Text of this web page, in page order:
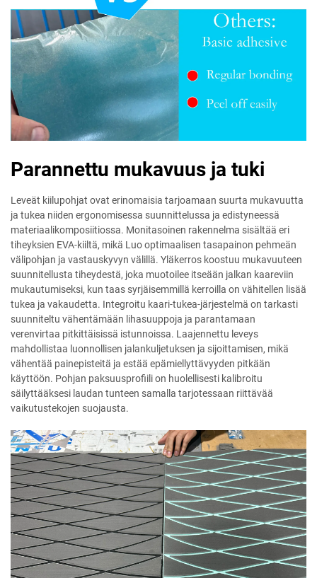
Parannettu mukavuus ja tuki
Leveät kiilupohjat ovat erinomaisia tarjoamaan suurta mukavuutta
ja tukea niiden ergonomisessa suunnittelussa ja edistyneessä
materiaalikomposiitiossa. Monitasoinen rakennelma sisältää eri
tiheyksien EVA-kiiltä, mikä Luo optimaalisen tasapainon pehmeän
välipohjan ja vastauskyvyn välillä. Yläkerros koostuu mukavuuteen
suunnitellusta tiheydestä, joka muotoilee itseään jalkan kaareviin
mukautumiseksi, kun taas syrjäisemmillä kerroilla on vähitellen lisää
tukea ja vakaudetta. Integroitu kaari-tukea-järjestelmä on tarkasti
suunniteltu vähentämään lihasuuppoja ja parantamaan
verenvirtaa pitkittäisissä istunnoissa. Laajennettu leveys
mahdollistaa luonnollisen jalankuljetuksen ja sijoittamisen, mikä
vähentää painepisteitä ja estää epämiellyttävyyden pitkään
käyttöön. Pohjan paksuusprofiili on huolellisesti kalibroitu
säilyttääksesi laudan tunteen samalla tarjotessaan riittävää
vaikutustekojen suojausta.